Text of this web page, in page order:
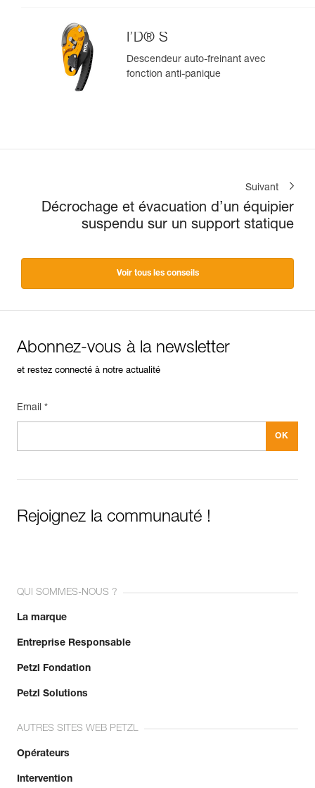
I’D® S
Descendeur auto-freinant avec
fonction anti-panique
Suivant
Décrochage et évacuation d’un équipier
suspendu sur un support statique
Voir tous les conseils
Abonnez-vous à la newsletter
et restez connecté à notre actualité
Email *
Rejoignez la communauté !
QUI SOMMES-NOUS ?
La marque
Entreprise Responsable
Petzl Fondation
Petzl Solutions
AUTRES SITES WEB PETZL
Opérateurs
Intervention